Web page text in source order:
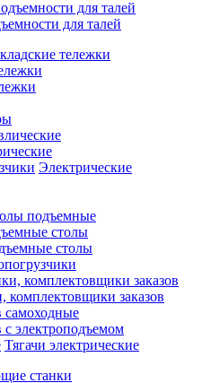
для талей
тележки
Электрические
подъемные
столы
столы
заказов
самоходные
электроподъемом
Тягачи электрические